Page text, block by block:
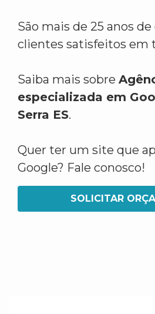
São mais de 25 anos
clientes satisfeitos em
Saiba mais sobre
especializada em
Serra ES.
Quer ter um site que
Google? Fale conosco!
SOLICITAR